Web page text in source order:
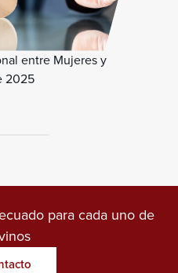
entre Mujeres y
2025
para cada uno de